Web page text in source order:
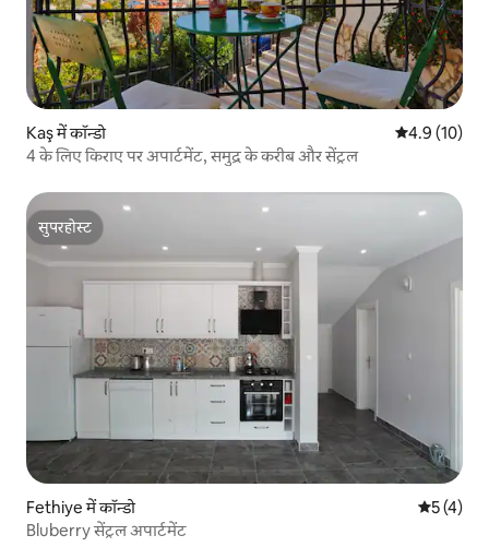
Kaş में कॉन्डो औसत रेटिंग 5
4.9 (10)
4 के लिए किराए पर अपार्टमेंट, समुद्र के करीब और सेंट्रल
सुपरहोस्ट
सुपरहोस्ट
Fethiye में कॉन्डो औसत रेटिंग
5 (4)
Bluberry सेंट्रल अपार्टमेंट